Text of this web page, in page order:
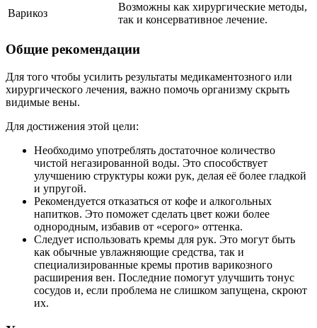
Варикоз
Возможны как хирургические методы,
так и консервативное лечение.
Общие рекомендации
Для того чтобы усилить результаты медикаментозного или
хирургического лечения, важно помочь организму скрыть
видимые вены.
Для достижения этой цели:
Необходимо употреблять достаточное количество
чистой негазированной воды. Это способствует
улучшению структуры кожи рук, делая её более гладкой
и упругой.
Рекомендуется отказаться от кофе и алкогольных
напитков. Это поможет сделать цвет кожи более
однородным, избавив от «серого» оттенка.
Следует использовать кремы для рук. Это могут быть
как обычные увлажняющие средства, так и
специализированные кремы против варикозного
расширения вен. Последние помогут улучшить тонус
сосудов и, если проблема не слишком запущена, скроют
их.